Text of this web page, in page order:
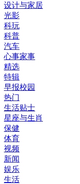
设计与家居
光影
科玩
科普
汽车
心事家事
精选
特辑
早报校园
热门
生活贴士
星座与生肖
保健
体育
视频
新闻
娱乐
生活